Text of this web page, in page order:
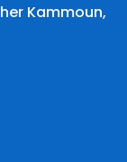
Kammoun,